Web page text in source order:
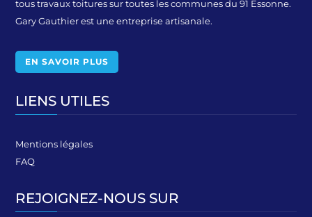
tous travaux toitures sur toutes les communes du 91 Essonne.
Gary Gauthier est une entreprise artisanale.
EN SAVOIR PLUS
LIENS UTILES
Mentions légales
FAQ
REJOIGNEZ-NOUS SUR